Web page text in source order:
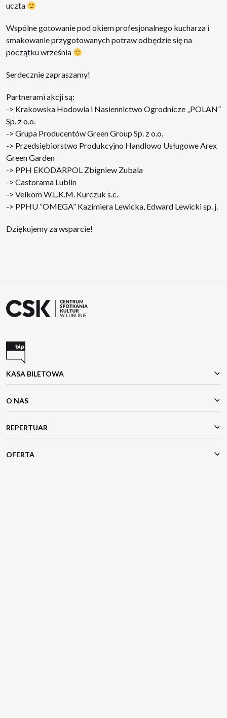
uczta
Wspólne gotowanie pod okiem profesjonalnego kucharza i
smakowanie przygotowanych potraw odbędzie się na
początku września
Serdecznie zapraszamy!
Partnerami akcji są:
-> Krakowska Hodowla i Nasiennictwo Ogrodnicze „POLAN”
Sp. z o.o.
-> Grupa Producentów Green Group Sp. z o.o.
-> Przedsiębiorstwo­ Produkcyjno ­Handlowo­ Usługowe Arex
Green Garden
-> PPH EKODARPOL Zbigniew Zubala
-> Castorama Lublin
-> Velkom W.L.K.M. Kurczuk s.c.
-> PPHU ”OMEGA” Kazimiera Lewicka, Edward Lewicki sp. j.
Dziękujemy za wsparcie!
KASA BILETOWA
O NAS
REPERTUAR
OFERTA